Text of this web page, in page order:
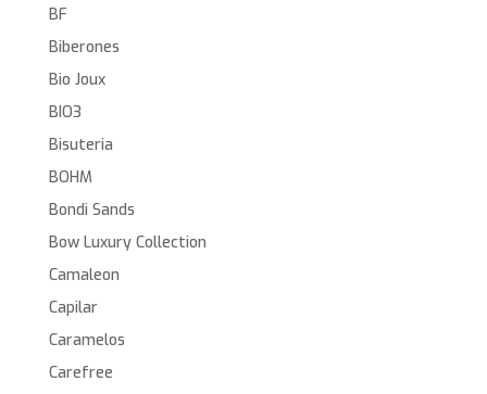
BF
Biberones
Bio Joux
BIO3
Bisuteria
BOHM
Bondi Sands
Bow Luxury Collection
Camaleon
Capilar
Caramelos
Carefree